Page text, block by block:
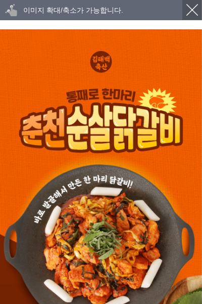
이미지 확대/축소가 가능합니다.